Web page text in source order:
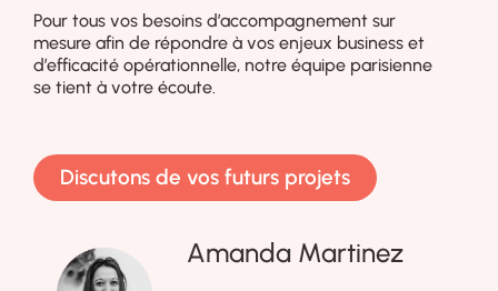
Pour tous vos besoins d’accompagnement sur
mesure afin de répondre à vos enjeux business et
d’efficacité opérationnelle, notre équipe parisienne
se tient à votre écoute.
Discutons de vos futurs projets
Amanda Martinez